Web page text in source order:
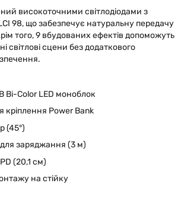
високоточними світлодіодами з
98, що забезпечує натуральну передачу
того, 9 вбудованих ефектів допоможуть
світлові сцени без додаткового
Bi-Color LED моноблок
кріплення Power Bank
(45°)
заряджання (3 м)
(20,1 см)
на стійку